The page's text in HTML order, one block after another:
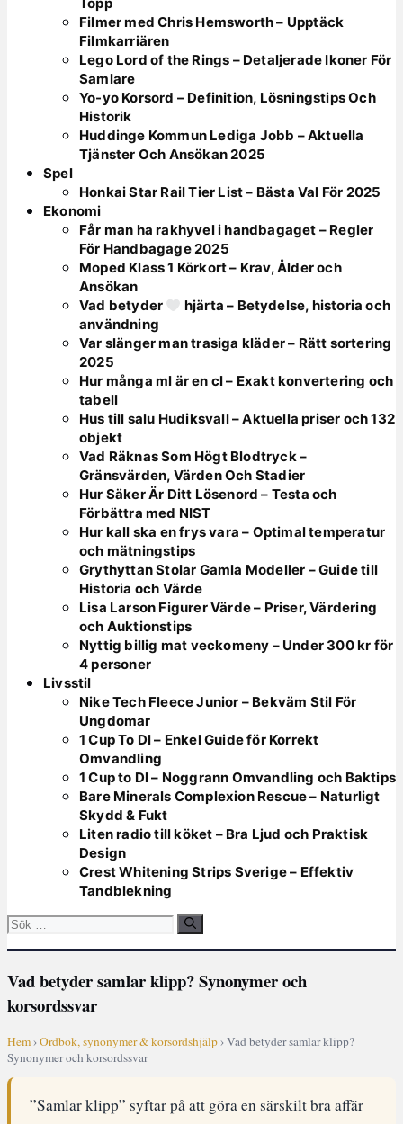
Filmer med Chris Hemsworth – Upptäck
Filmkarriären
Lego Lord of the Rings – Detaljerade Ikoner För
Samlare
Yo-yo Korsord – Definition, Lösningstips Och
Historik
Huddinge Kommun Lediga Jobb – Aktuella
Tjänster Och Ansökan 2025
Spel
Honkai Star Rail Tier List – Bästa Val För 2025
Ekonomi
Får man ha rakhyvel i handbagaget – Regler
För Handbagage 2025
Moped Klass 1 Körkort – Krav, Ålder och
Ansökan
Vad betyder
hjärta – Betydelse, historia och
användning
Var slänger man trasiga kläder – Rätt sortering
2025
Hur många ml är en cl – Exakt konvertering och
tabell
Hus till salu Hudiksvall – Aktuella priser och 132
objekt
Vad Räknas Som Högt Blodtryck –
Gränsvärden, Värden Och Stadier
Hur Säker Är Ditt Lösenord – Testa och
Förbättra med NIST
Hur kall ska en frys vara – Optimal temperatur
och mätningstips
Grythyttan Stolar Gamla Modeller – Guide till
Historia och Värde
Lisa Larson Figurer Värde – Priser, Värdering
och Auktionstips
Nyttig billig mat veckomeny – Under 300 kr för
4 personer
Livsstil
Nike Tech Fleece Junior – Bekväm Stil För
Ungdomar
1 Cup To Dl – Enkel Guide för Korrekt
Omvandling
1 Cup to Dl – Noggrann Omvandling och Baktips
Bare Minerals Complexion Rescue – Naturligt
Skydd & Fukt
Liten radio till köket – Bra Ljud och Praktisk
Design
Crest Whitening Strips Sverige – Effektiv
Tandblekning
Sök
Vad betyder samlar klipp? Synonymer och
korsordssvar
Hem›Ordbok, synonymer & korsordshjälp› Vad betyder samlar klipp?
Synonymer och korsordssvar
”Samlar klipp” syftar på att göra en särskilt bra affär